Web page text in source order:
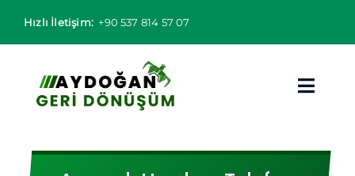
Hızlı İletişim: +90 537 814 57 07